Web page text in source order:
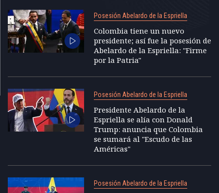
Posesión Abelardo de la Espriella
Colombia tiene un nuevo
presidente; así fue la posesión de
Abelardo de la Espriella: "Firme
por la Patria"
Posesión Abelardo de la Espriella
Presidente Abelardo de la
Espriella se alía con Donald
Trump: anuncia que Colombia
se sumará al "Escudo de las
Américas"
Posesión Abelardo de la Espriella